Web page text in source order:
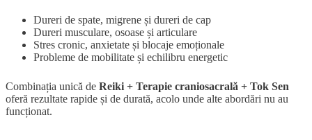
Dureri de spate, migrene și dureri de cap
Dureri musculare, osoase și articulare
Stres cronic, anxietate și blocaje emoționale
Probleme de mobilitate și echilibru energetic
Combinația unică de Reiki + Terapie craniosacrală + Tok Sen
oferă rezultate rapide și de durată, acolo unde alte abordări nu au
funcționat.